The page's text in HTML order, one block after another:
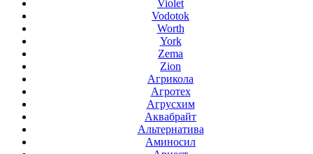
Violet
Vodotok
Worth
York
Zema
Zion
Агрикола
Агротех
Агрусхим
Аквабрайт
Альтернатива
Аминосил